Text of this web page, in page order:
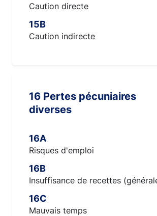
Caution directe
15B
Caution indirecte
16 Pertes pécuniaires
diverses
16A
Risques d'emploi
16B
Insuffisance de recettes
16C
Mauvais temps